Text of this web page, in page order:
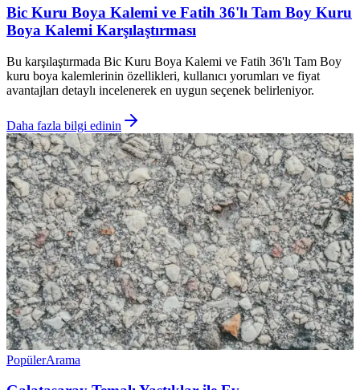
Bic Kuru Boya Kalemi ve Fatih 36'lı Tam Boy Kuru
Boya Kalemi Karşılaştırması
Bu karşılaştırmada Bic Kuru Boya Kalemi ve Fatih 36'lı Tam Boy
kuru boya kalemlerinin özellikleri, kullanıcı yorumları ve fiyat
avantajları detaylı incelenerek en uygun seçenek belirleniyor.
Daha fazla bilgi edinin
PopülerArama